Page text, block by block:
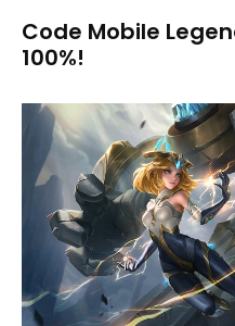
Code Mobile
100%!